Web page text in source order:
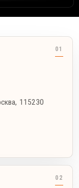
, 115230